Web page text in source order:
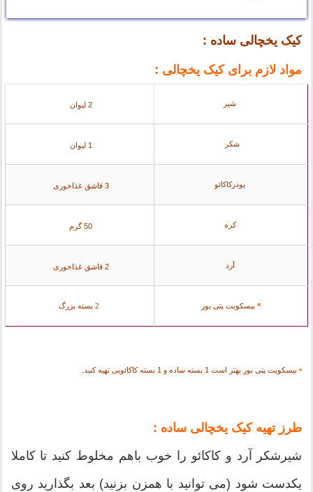
کیک یخچالی ساده :
مواد لازم برای کیک یخچالی :
شیر 2 لیوان
شکر 1 لیوان
پودرکاکائو 3 قاشق غذاخوری
کره 50 گرم
آرد 2 قاشق غذاخوری
* بیسکویت پتی بور
*بیسکویت پتی بور بهتر است 1 بسته ساده و 1 بسته کاکائویی تهیه کنید.
طرز تهیه کیک یخچالی ساده :
شیرشکر آرد و کاکائو را خوب باهم مخلوط کنید تا کاملا
یکدست شود (می توانید با همزن بزنید) بعد بگذارید روی